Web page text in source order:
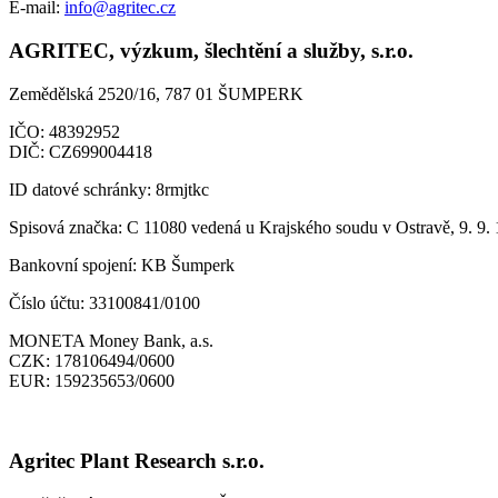
E-mail: info@agritec.cz
AGRITEC, výzkum, šlechtění a služby, s.r.o.
Zemědělská 2520/16, 787 01 ŠUMPERK
IČO: 48392952
DIČ: CZ699004418
ID datové schránky: 8rmjtkc
Spisová značka: C 11080 vedená u Krajského soudu v Ostravě, 9. 9.
Bankovní spojení: KB Šumperk
Číslo účtu: 33100841/0100
MONETA Money Bank, a.s.
CZK: 178106494/0600
EUR: 159235653/0600
Agritec Plant Research s.r.o.